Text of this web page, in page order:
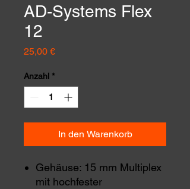
AD-Systems Flex
12
25,00 €Preis
Anzahl *
In den Warenkorb
Gehäuse: 15 mm Multiplex
mit hochfester